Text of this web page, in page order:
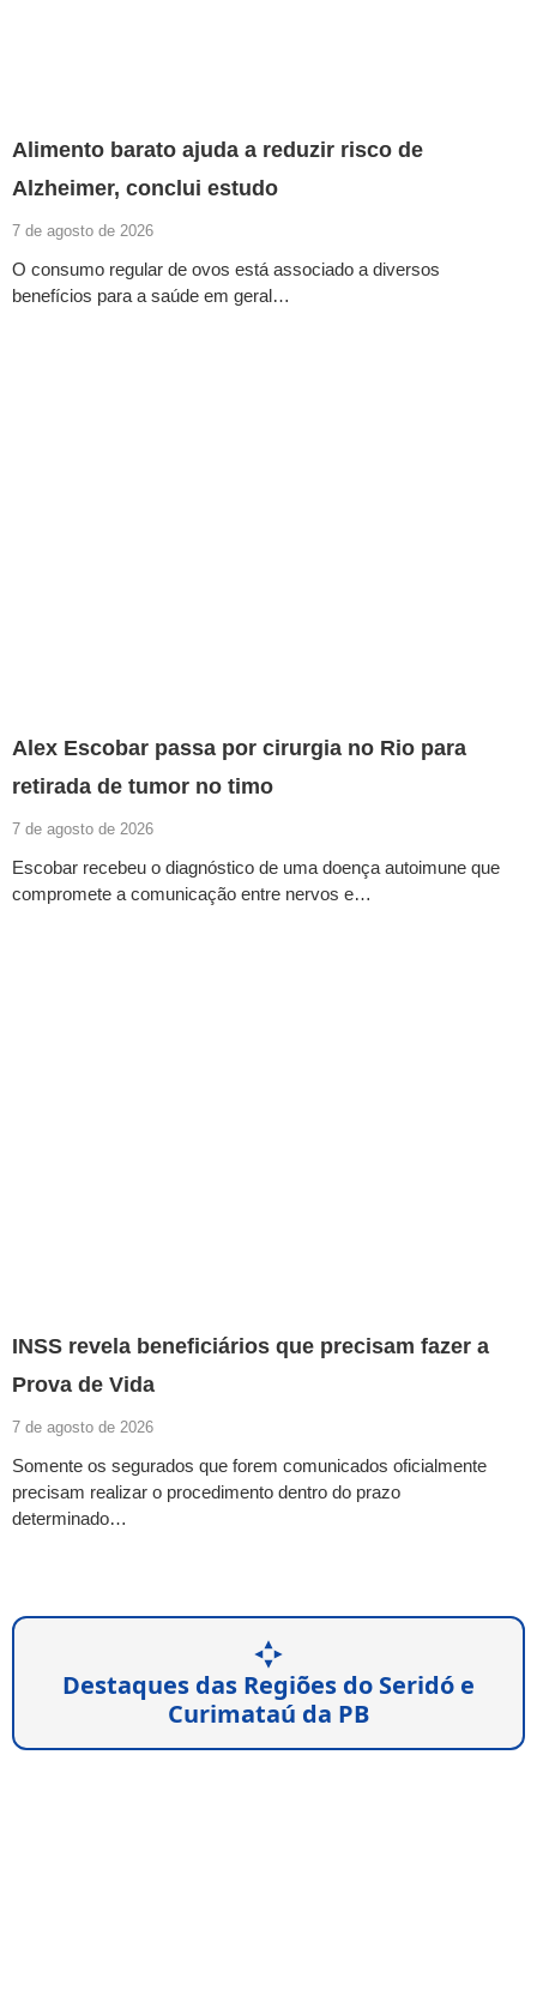
Alimento barato ajuda a reduzir risco de
Alzheimer, conclui estudo
7 de agosto de 2026
O consumo regular de ovos está associado a diversos
benefícios para a saúde em geral…
Alex Escobar passa por cirurgia no Rio para
retirada de tumor no timo
7 de agosto de 2026
Escobar recebeu o diagnóstico de uma doença autoimune que
compromete a comunicação entre nervos e…
INSS revela beneficiários que precisam fazer a
Prova de Vida
7 de agosto de 2026
Somente os segurados que forem comunicados oficialmente
precisam realizar o procedimento dentro do prazo
determinado…
Destaques das Regiões do Seridó e
Curimataú da PB